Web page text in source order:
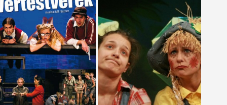
Vértestvérek 2010 ÓZ